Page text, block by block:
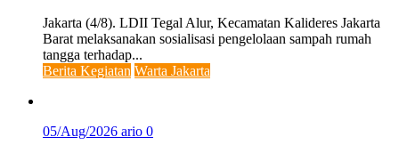
Jakarta (4/8). LDII Tegal Alur, Kecamatan Kalideres Jakarta
Barat melaksanakan sosialisasi pengelolaan sampah rumah
tangga terhadap...
Berita Kegiatan Warta Jakarta
05/Aug/2026 ario 0